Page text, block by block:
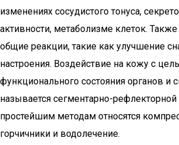
изменениях сосудистого тонуса,
активности, метаболизме клеток.
общие реакции, такие как улучшение
настроения. Воздействие на кожу с
функционального состояния органов и
называется сегментарно-рефлекторной
простейшим методам относятся
горчичники и водолечение.